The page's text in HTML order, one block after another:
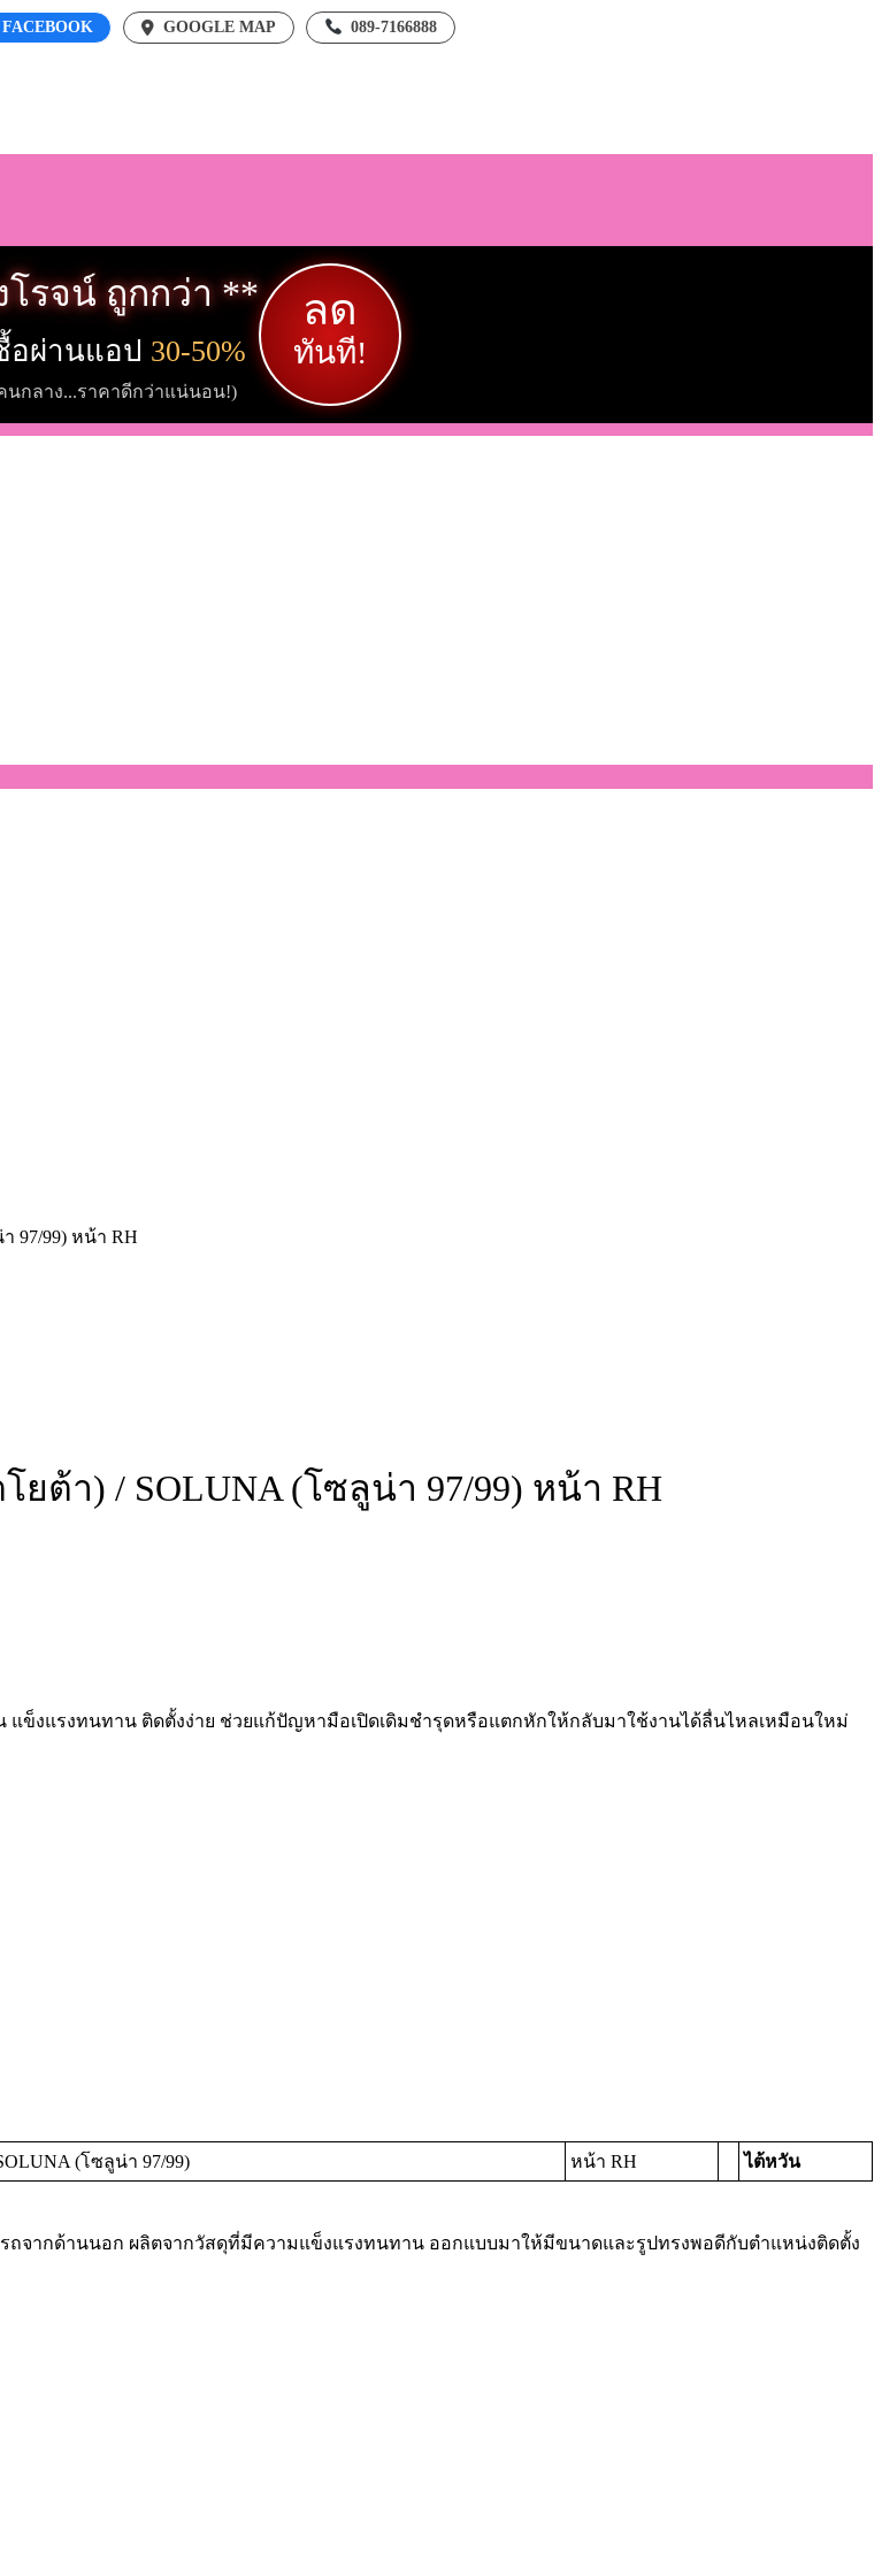
FACEBOOK GOOGLE MAP 089-7166888
รจน์ ถูกกว่า **
อผ่านแอป 30-50%
นกลาง...ราคาดีกว่าแน่นอน!)
ลด
ทันที!
97/99) หน้า RH
ยต้า) / SOLUNA (โซลูน่า 97/99) หน้า RH
แข็งแรงทนทาน ติดตั้งง่าย ช่วยแก้ปัญหามือเปิดเดิมชำรุดหรือแตกหักให้กลับมาใช้งานได้ลื่นไหลเหมือนใหม่
(โซลูน่า 97/99) หน้า RH ไต้หวัน
จากด้านนอก ผลิตจากวัสดุที่มีความแข็งแรงทนทาน ออกแบบมาให้มีขนาดและรูปทรงพอดีกับตำแหน่งติดตั้ง